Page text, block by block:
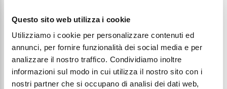
Questo sito web utilizza i cookie
Utilizziamo i cookie per personalizzare contenuti ed
annunci, per fornire funzionalità dei social media e per
analizzare il nostro traffico. Condividiamo inoltre
informazioni sul modo in cui utilizza il nostro sito con i
nostri partner che si occupano di analisi dei dati web,
€ 13,00
Condividi questo articolo sui social
FacebookWhatsApp